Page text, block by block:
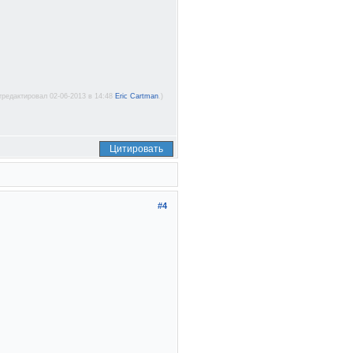
02-06-2013 в 14:48 Eric Cartman.)
Цитировать
#4